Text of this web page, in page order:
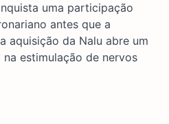
uma participação
antes que a
aquisição da Nalu abre um
estimulação de nervos